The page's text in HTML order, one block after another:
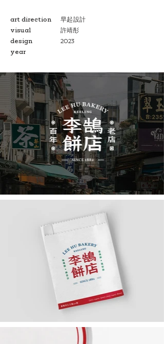
art direction
visual
design
year
早起設計
許靖彤
2023